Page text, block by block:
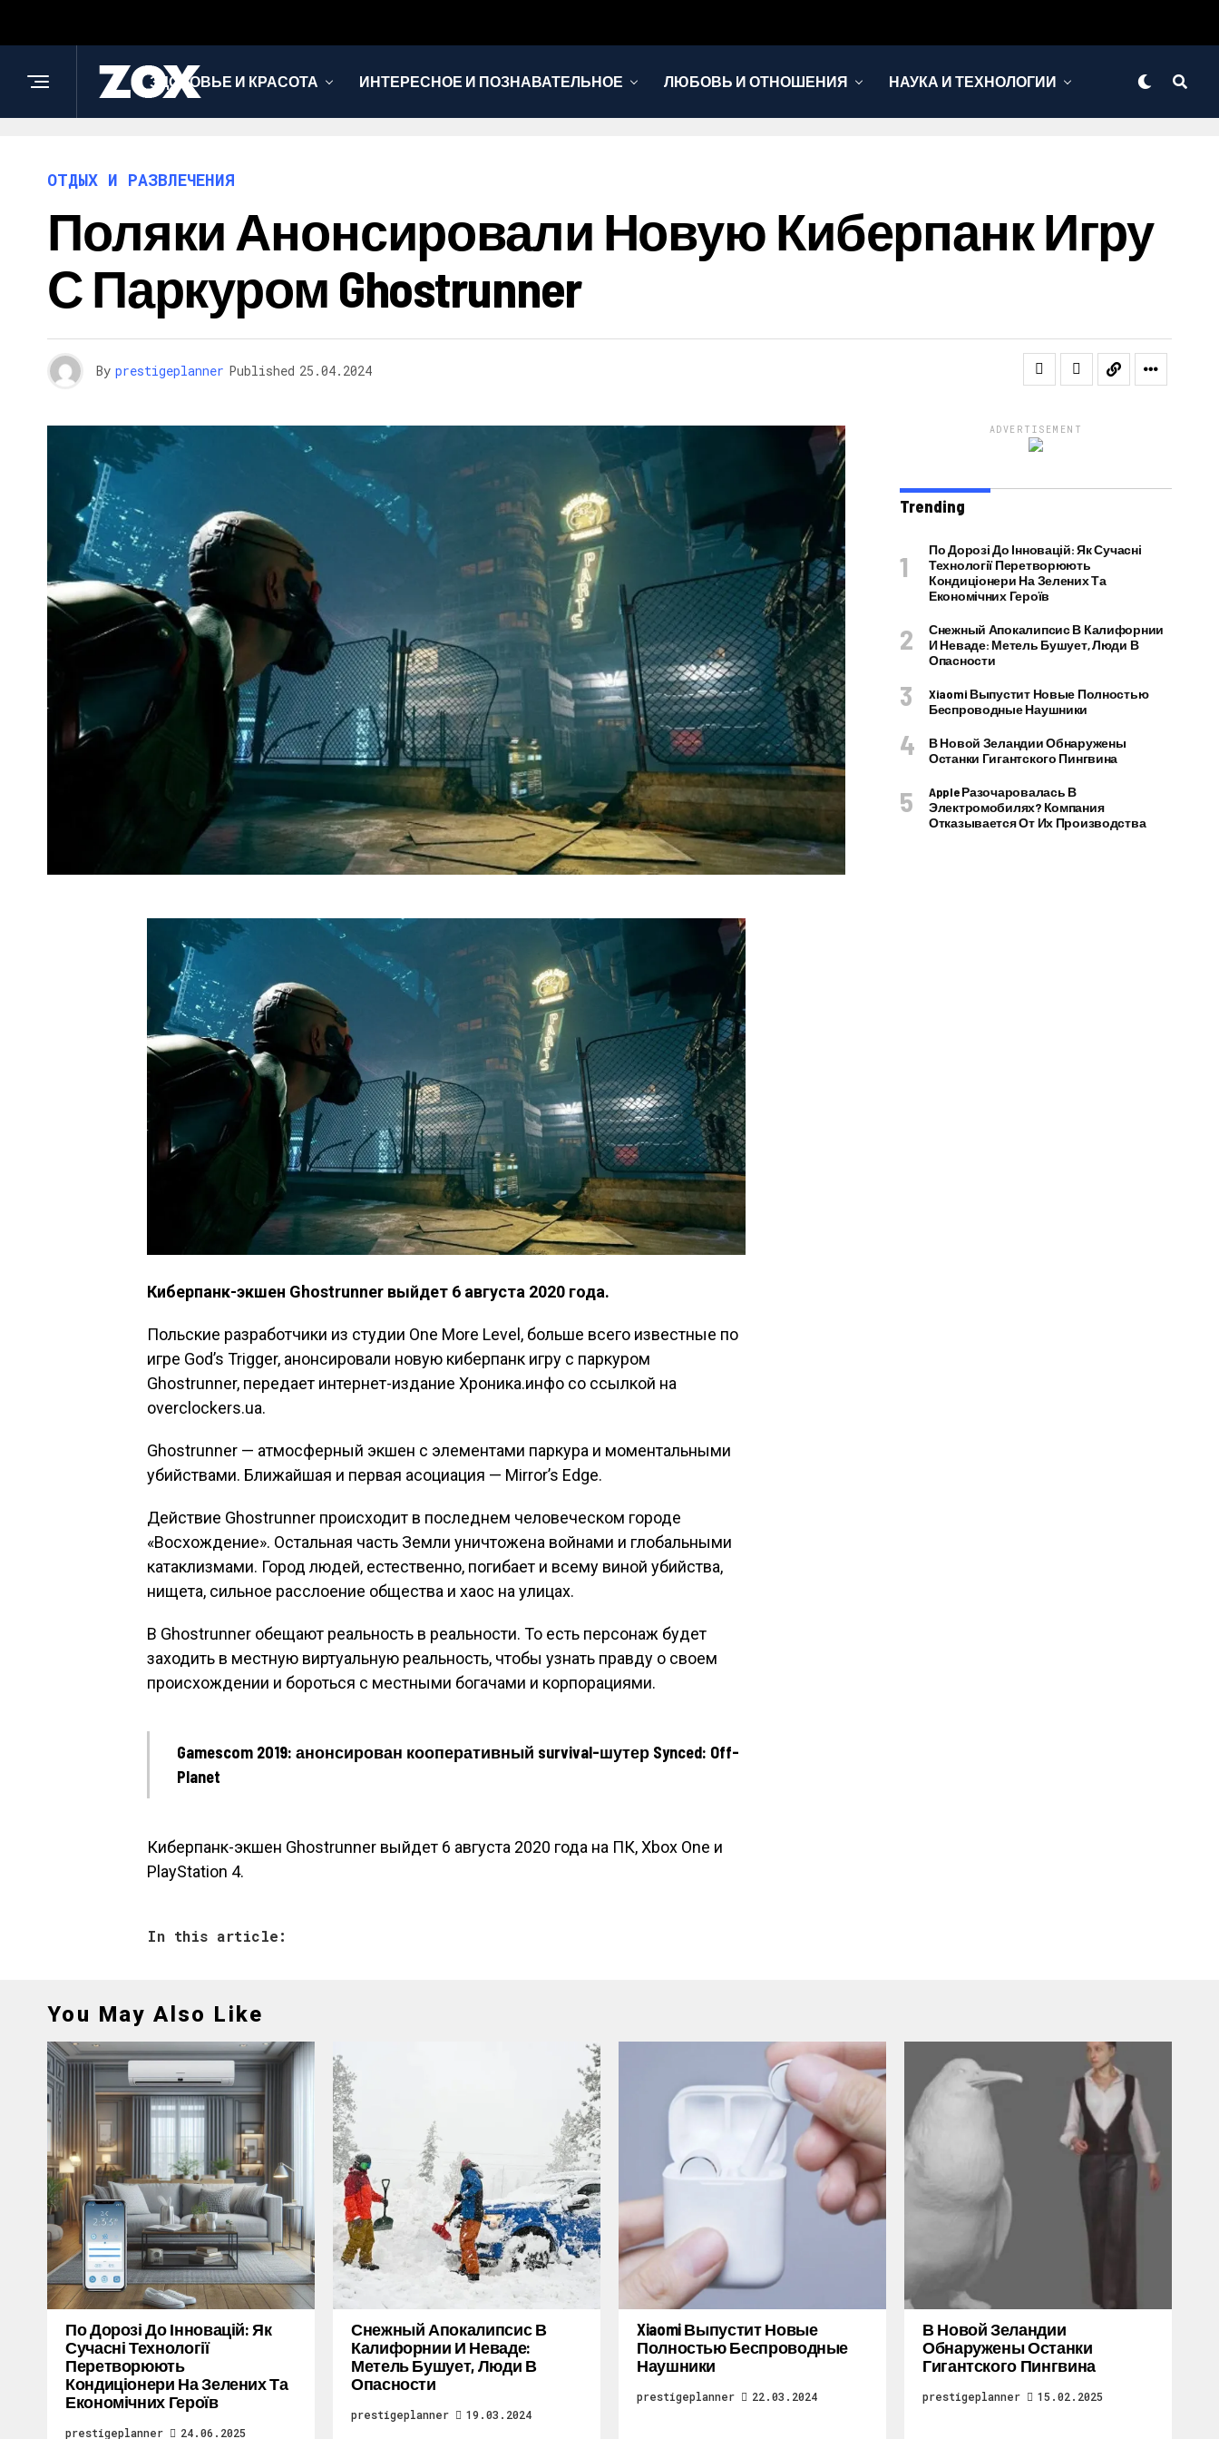
ЗДОРОВЬЕ И КРАСОТА ИНТЕРЕСНОЕ И ПОЗНАВАТЕЛЬНОЕ ЛЮБОВЬ И ОТНОШЕНИЯ НАУКА И ТЕХНОЛОГИИ
ОТДЫХ И РАЗВЛЕЧЕНИЯ
Поляки Анонсировали Новую Киберпанк Игру
С Паркуром Ghostrunner
By prestigeplanner Published 25.04.2024
Киберпанк-экшен Ghostrunner выйдет 6 августа 2020 года.
Польские разработчики из студии One More Level, больше всего известные по
игре God’s Trigger, анонсировали новую киберпанк игру с паркуром
Ghostrunner, передает интернет-издание Хроника.инфо со ссылкой на
overclockers.ua.
Ghostrunner — атмосферный экшен с элементами паркура и моментальными
убийствами. Ближайшая и первая асоциация — Mirror’s Edge.
Действие Ghostrunner происходит в последнем человеческом городе
«Восхождение». Остальная часть Земли уничтожена войнами и глобальными
катаклизмами. Город людей, естественно, погибает и всему виной убийства,
нищета, сильное расслоение общества и хаос на улицах.
В Ghostrunner обещают реальность в реальности. То есть персонаж будет
заходить в местную виртуальную реальность, чтобы узнать правду о своем
происхождении и бороться с местными богачами и корпорациями.
Gamescom 2019: анонсирован кооперативный survival-шутер Synced: Off-
Planet
Киберпанк-экшен Ghostrunner выйдет 6 августа 2020 года на ПК, Xbox One и
PlayStation 4.
In this article:
ADVERTISEMENT
Trending
По Дорозі До Інновацій: Як Сучасні
Технології Перетворюють
Кондиціонери На Зелених Та
Економічних Героїв
Снежный Апокалипсис В Калифорнии
И Неваде: Метель Бушует, Люди В
Опасности
Xiaomi Выпустит Новые Полностью
Беспроводные Наушники
В Новой Зеландии Обнаружены
Останки Гигантского Пингвина
Apple Разочаровалась В
Электромобилях? Компания
Отказывается От Их Производства
You May Also Like
По Дорозі До Інновацій: Як
Сучасні Технології
Перетворюють
Кондиціонери На Зелених Та
Економічних Героїв
prestigeplanner 24.06.2025
Снежный Апокалипсис В
Калифорнии И Неваде:
Метель Бушует, Люди В
Опасности
prestigeplanner 19.03.2024
Xiaomi Выпустит Новые
Полностью Беспроводные
Наушники
prestigeplanner 22.03.2024
В Новой Зеландии
Обнаружены Останки
Гигантского Пингвина
prestigeplanner 15.02.2025